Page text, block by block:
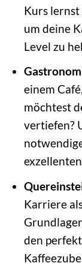
Kurs lernst
um deine
Level zu
einem
möchtest
vertiefen?
Karriere
den